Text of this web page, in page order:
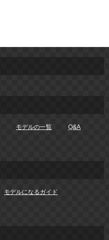
モデルの一覧 Q&A
モデルになるガイド